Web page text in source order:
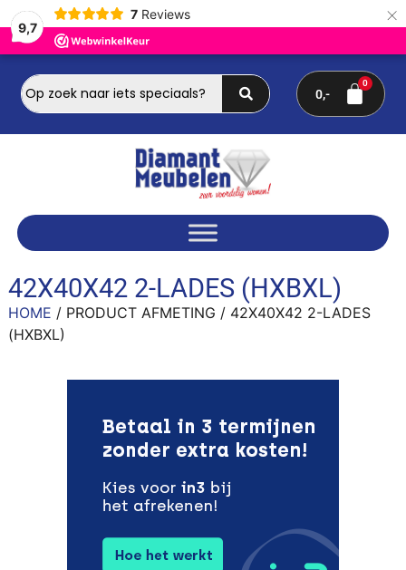
9,7
7 Reviews ×
0
42X40X42 2-LADES (HXBXL)
HOME / PRODUCT AFMETING / 42X40X42 2-LADES
(HXBXL)